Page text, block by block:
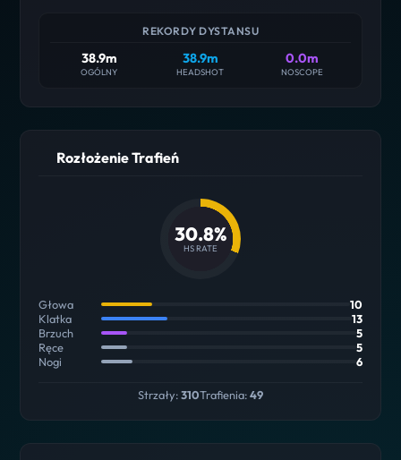
REKORDY DYSTANSU
38.9m
OGÓLNY
38.9m
HEADSHOT
0.0m
NOSCOPE
Rozłożenie Trafień
30.8%
HS RATE
Głowa
10
Klatka
13
Brzuch
5
Ręce
5
Nogi
6
Strzały:310Trafienia:49